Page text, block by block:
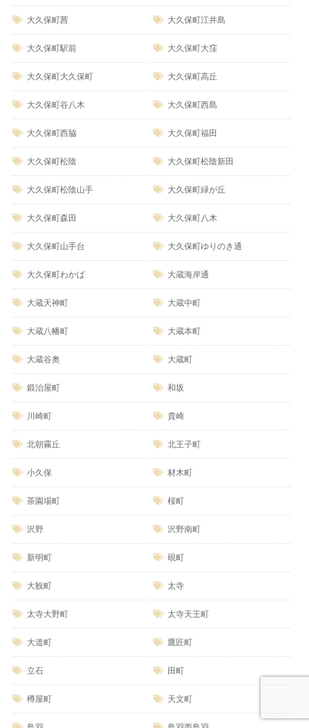
大久保町茜 大久保町江井島
大久保町駅前 大久保町大窪
大久保町大久保町 大久保町高丘
大久保町谷八木 大久保町西島
大久保町西脇 大久保町福田
大久保町松陰 大久保町松陰新田
大久保町松陰山手 大久保町緑が丘
大久保町森田 大久保町八木
大久保町山手台 大久保町ゆりのき通
大久保町わかば 大蔵海岸通
大蔵天神町 大蔵中町
大蔵八幡町 大蔵本町
大蔵谷奥 大蔵町
鍛治屋町 和坂
川崎町 貴崎
北朝霧丘 北王子町
小久保 材木町
茶園場町 桜町
沢野 沢野南町
新明町 硯町
大観町 太寺
太寺大野町 太寺天王町
大道町 鷹匠町
立石 田町
樽屋町 天文町